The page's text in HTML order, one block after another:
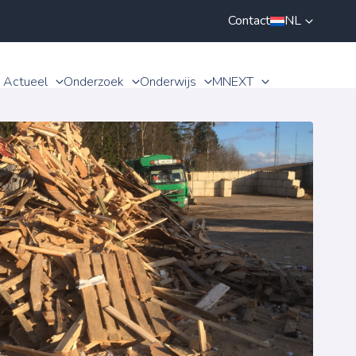
Contact NL
Actueel Onderzoek Onderwijs MNEXT